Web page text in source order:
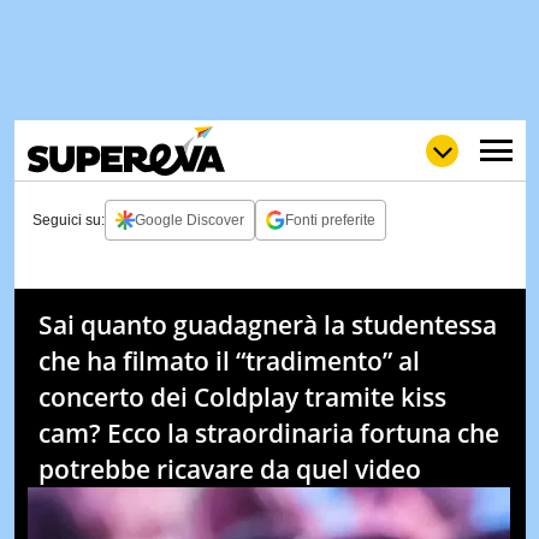
POP
NEWS
STORIE
& TV
QUIZ
Seguici su: Google Discover Fonti preferite
Sai quanto guadagnerà la studentessa
che ha filmato il “tradimento” al
concerto dei Coldplay tramite kiss
cam? Ecco la straordinaria fortuna che
potrebbe ricavare da quel video